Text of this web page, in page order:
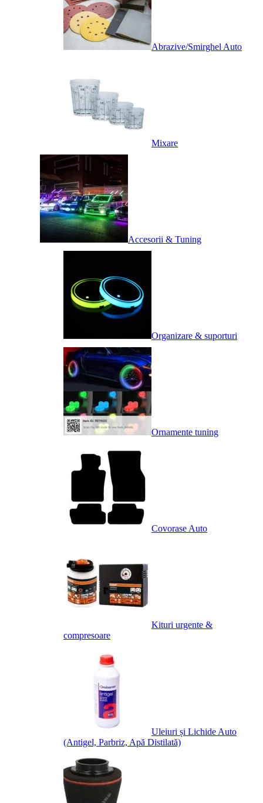
Abrazive/Smirghel Auto
Mixare
Accesorii & Tuning
Organizare & suporturi
Ornamente tuning
Covorase Auto
Kituri urgente &
compresoare
Uleiuri și Lichide Auto
(Antigel, Parbriz, Apă Distilată)